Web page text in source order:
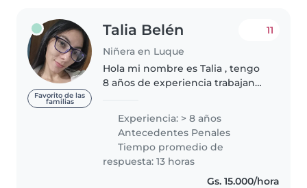
Favorito de las
familias
Talia Belén
Niñera en Luque
11
Hola mi nombre es Talia , tengo
8 años de experiencia trabajando
desde bebés hasta escolares. Soy
una niñera creativa, paciente y
empática que disfruta..
Experiencia: > 8 años
Antecedentes Penales
Tiempo promedio de
respuesta: 13 horas
Gs. 15.000/hora